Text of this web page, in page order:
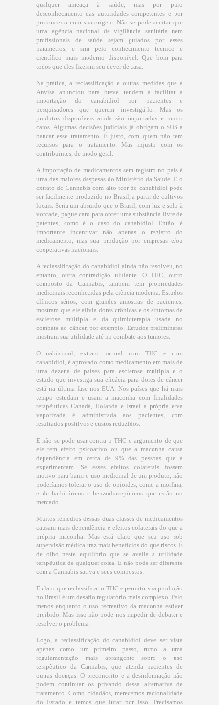
qualquer ameaça à saúde, mas por puro
desconhecimento das autoridades competentes e por
preconceito com sua origem. Não se pode aceitar que
uma agência nacional de vigilância sanitária nem
profissionais de saúde sejam guiados por esses
parâmetros, e sim pelo conhecimento técnico e
científico mais moderno disponível. Que bom para
todos que eles fizeram seu dever de casa.
Na prática, a reclassificação e outras medidas que a
Anvisa anunciou para breve tendem a facilitar a
importação do canabidiol por pacientes e
pesquisadores que querem investigá-lo. Mas os
produtos disponíveis ainda são importados e muito
caros. Algumas decisões judiciais já obrigam o SUS a
bancar esse tratamento. É justo, com quem não tem
recursos para o tratamento. Mas injusto com os
contribuintes, de modo geral.
A importação de medicamentos sem registro no país é
uma das maiores despesas do Ministério da Saúde. E o
extrato de Cannabis com alto teor de canabidiol pode
ser facilmente produzido no Brasil, a partir de cultivos
locais. Seria um absurdo que o Brasil, com luz e solo à
vontade, pague caro para obter uma substância livre de
patentes, como é o caso do canabidiol. Então, é
importante incentivar não apenas o registro do
medicamento, mas sua produção por empresas e/ou
cooperativas nacionais.
A reclassificação do canabidiol ainda não resolveu, no
entanto, outra contradição ululante. O THC, outro
composto da Cannabis, também tem propriedades
medicinais reconhecidas pela ciência moderna. Estudos
clínicos sérios, com grandes amostras de pacientes,
mostram que ele alivia dores crônicas e os sintomas de
esclerose múltipla e da quimioterapia usada no
combate ao câncer, por exemplo. Estudos preliminares
mostram sua utilidade até no combate aos tumores.
O nabiximol, extrato natural com THC e com
canabidiol, é aprovado como medicamento em mais de
uma dezena de países para esclerose múltipla e o
estudo que investiga sua eficácia para dores de câncer
está na última fase nos EUA. Nos países que há mais
tempo estudam e usam a maconha com finalidades
terapêuticas Canadá, Holanda e Israel a própria erva
vaporizada é administrada aos pacientes, com
resultados positivos e custos reduzidos.
E não se pode usar contra o THC o argumento de que
ele tem efeito psicoativo ou que a maconha causa
dependência em cerca de 9% das pessoas que a
experimentam. Se esses efeitos colaterais fossem
motivo para banir o uso medicinal de um produto, não
poderíamos tolerar o uso de opioides, como a morfina,
e de barbitúricos e benzodiazepínicos que estão no
mercado.
Muitos remédios dessas duas classes de medicamentos
causam mais dependência e efeitos colaterais do que a
própria maconha. Mas está claro que seu uso sob
supervisão médica traz mais benefícios do que riscos. É
de olho neste equilíbrio que se avalia a utilidade
terapêutica de qualquer coisa. E não pode ser diferente
com a Cannabis sativa e seus compostos.
É claro que reclassificar o THC e permitir sua produção
no Brasil é um desafio regulatório mais complexo. Pelo
menos enquanto o uso recreativo da maconha estiver
proibido. Mas isso não pode nos impedir de debater e
resolver o problema.
Logo, a reclassificação do canabidiol deve ser vista
apenas como um primeiro passo, rumo a uma
regulamentação mais abrangente sobre o uso
terapêutico da Cannabis, que atenda pacientes de
outras doenças. O preconceito e a desinformação não
podem continuar os privando dessa alternativa de
tratamento. Como cidadãos, merecemos racionalidade
do Estado e temos que lutar por isso. Precisamos